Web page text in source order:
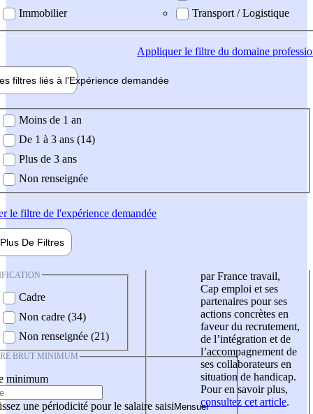
Immobilier
Transport / Logistique
Appliquerle filtre du domaine
filtres liés à l'Expérience demandée
demandée
Moins de 1 an
De 1 à 3 ans (14)
Plus de 3 ans
Non renseignée
le filtre de l'expérience demandée
Plus De Filtres
Cadre
Non cadre (34)
Non renseignée (21)
BRUT MINIMUM
minimum
une périodicité pour le salaire saisi
par France travail,
Cap emploi et ses
partenaires pour ses
actions concrètes en
faveur du recrutement,
de l’intégration et de
l’accompagnement de
ses collaborateurs en
situation de handicap.
Pour en savoir plus,
consultez cet article.